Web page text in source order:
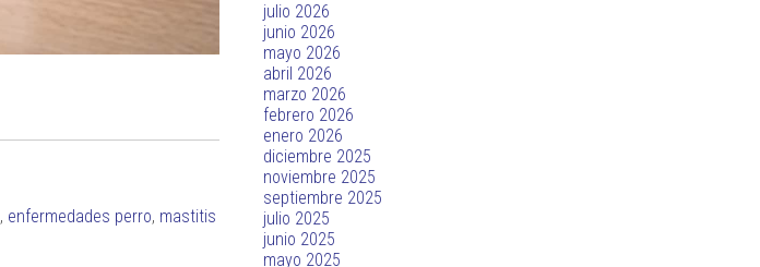
, enfermedades perro, mastitis
julio 2026
junio 2026
mayo 2026
abril 2026
marzo 2026
febrero 2026
enero 2026
diciembre 2025
noviembre 2025
septiembre 2025
julio 2025
junio 2025
mayo 2025